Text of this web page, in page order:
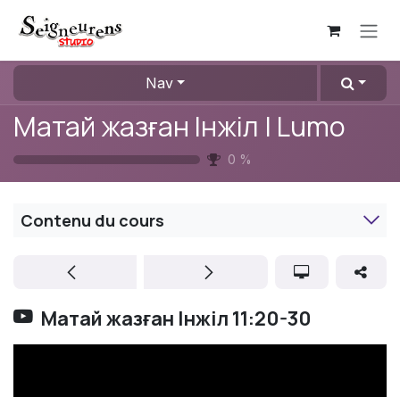
Nav
Матай жазған Інжіл | Lumo
0 %
Contenu du cours
Матай жазған Інжіл 11:20-30